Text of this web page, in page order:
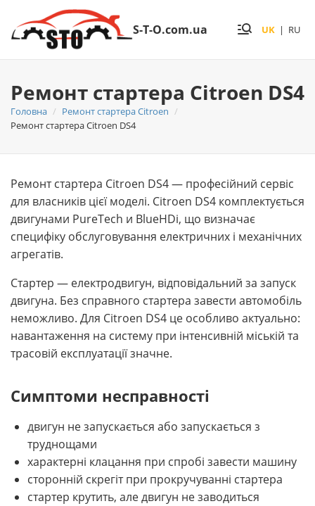
S-T-O.com.ua UK | RU
Ремонт стартера Citroen DS4
Головна
Ремонт стартера Citroen
Ремонт стартера Citroen DS4
Ремонт стартера Citroen DS4 — професійний сервіс
для власників цієї моделі. Citroen DS4 комплектується
двигунами PureTech и BlueHDi, що визначає
специфіку обслуговування електричних і механічних
агрегатів.
Стартер — електродвигун, відповідальний за запуск
двигуна. Без справного стартера завести автомобіль
неможливо. Для Citroen DS4 це особливо актуально:
навантаження на систему при інтенсивній міській та
трасовій експлуатації значне.
Симптоми несправності
двигун не запускається або запускається з
труднощами
характерні клацання при спробі завести машину
сторонній скрегіт при прокручуванні стартера
стартер крутить, але двигун не заводиться